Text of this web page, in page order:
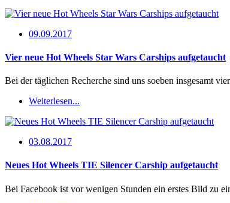
09.09.2017
Vier neue Hot Wheels Star Wars Carships aufgetaucht
Bei der täglichen Recherche sind uns soeben insgesamt
Weiterlesen...
03.08.2017
Neues Hot Wheels TIE Silencer Carship aufgetaucht
Bei Facebook ist vor wenigen Stunden ein erstes Bild zu